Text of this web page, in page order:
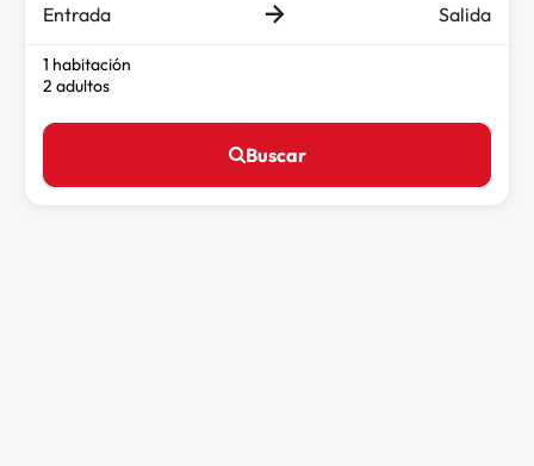
Entrada Salida
1 habitación
2 adultos
Buscar